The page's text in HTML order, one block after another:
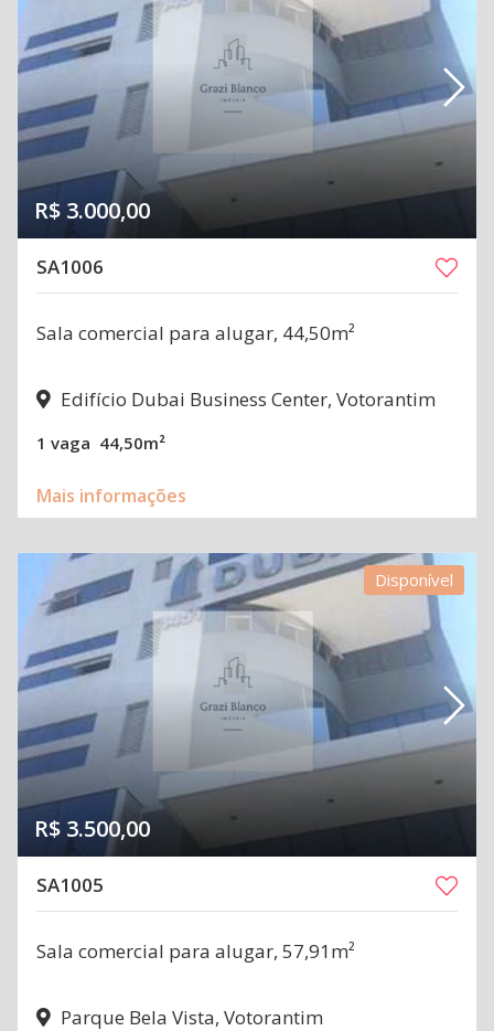
R$ 3.000,00
SA1006
Sala comercial para alugar, 44,50m²
Edifício Dubai Business Center, Votorantim
1 vaga 44,50m²
Mais informações
Disponível
R$ 3.500,00
SA1005
Sala comercial para alugar, 57,91m²
Parque Bela Vista, Votorantim